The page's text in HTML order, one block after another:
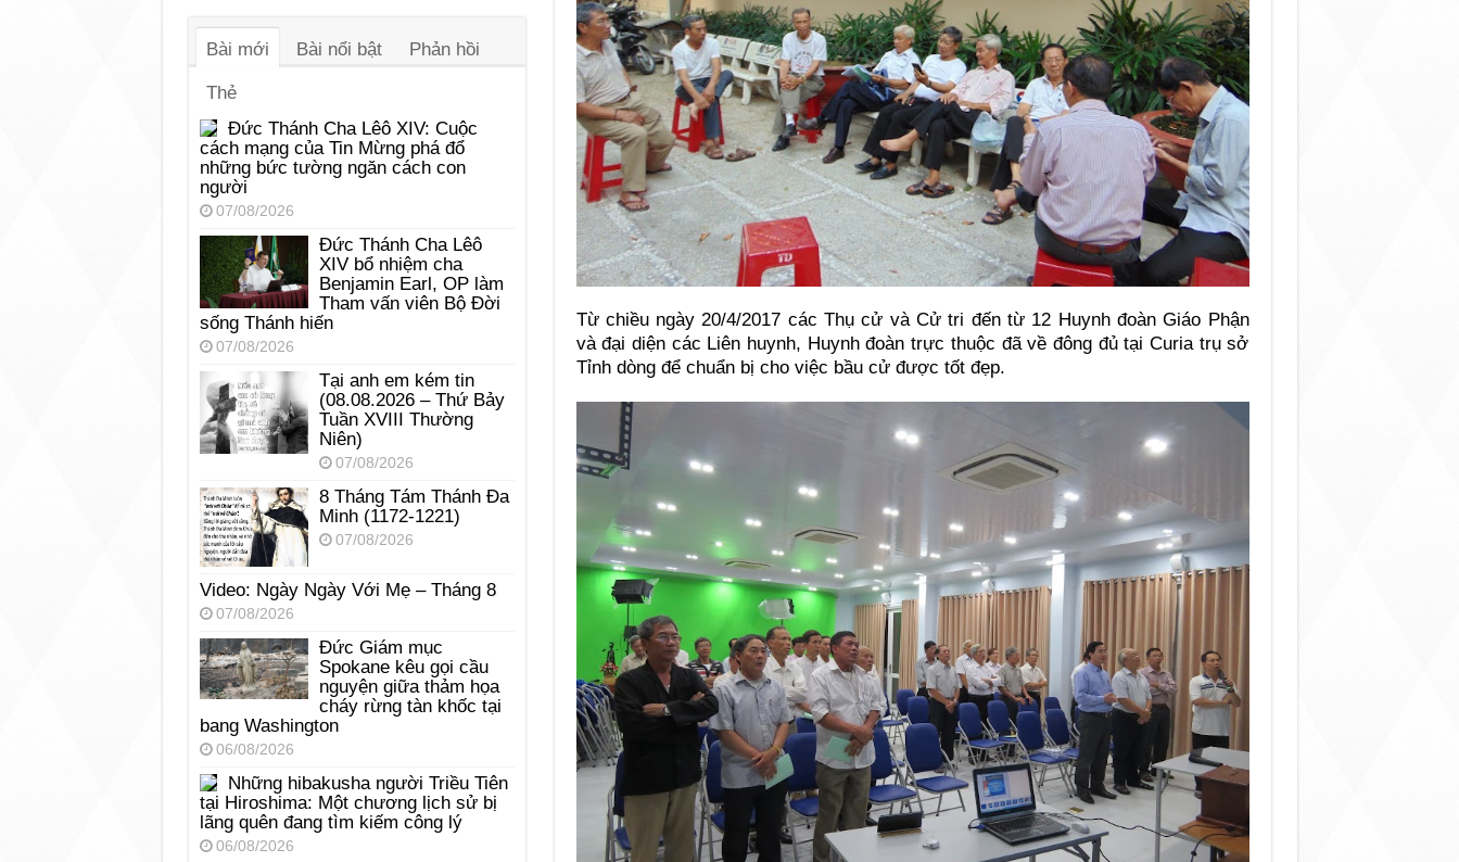
Từ chiều ngày 20/4/2017 các Thụ cử và Cử tri đến từ 12 Huynh đoàn Giáo Phận
và đại diện các Liên huynh, Huynh đoàn trực thuộc đã về đông đủ tại Curia trụ sở
Tỉnh dòng để chuẩn bị cho việc bầu cử được tốt đẹp.
Bài mới Bài nổi bật Phản hồi
Thẻ
Đức Thánh Cha Lêô XIV: Cuộc
cách mạng của Tin Mừng phá đổ
những bức tường ngăn cách con
người
07/08/2026
Đức Thánh Cha Lêô
XIV bổ nhiệm cha
Benjamin Earl, OP làm
Tham vấn viên Bộ Đời
sống Thánh hiến
07/08/2026
Tại anh em kém tin
(08.08.2026 – Thứ Bảy
Tuần XVIII Thường
Niên)
07/08/2026
8 Tháng Tám Thánh Ða
Minh (1172-1221)
07/08/2026
Video: Ngày Ngày Với Mẹ – Tháng 8
07/08/2026
Đức Giám mục
Spokane kêu gọi cầu
nguyện giữa thảm họa
cháy rừng tàn khốc tại
bang Washington
06/08/2026
Những hibakusha người Triều Tiên
tại Hiroshima: Một chương lịch sử bị
lãng quên đang tìm kiếm công lý
06/08/2026